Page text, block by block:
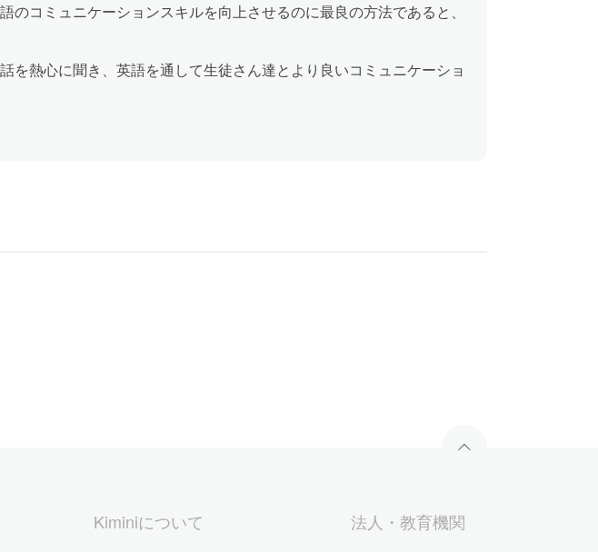
のコミュニケーションスキルを向上させるのに最良の方法であると、
を熱心に聞き、英語を通して生徒さん達とより良いコミュニケーショ
Kiminiについて 法人・教育機関